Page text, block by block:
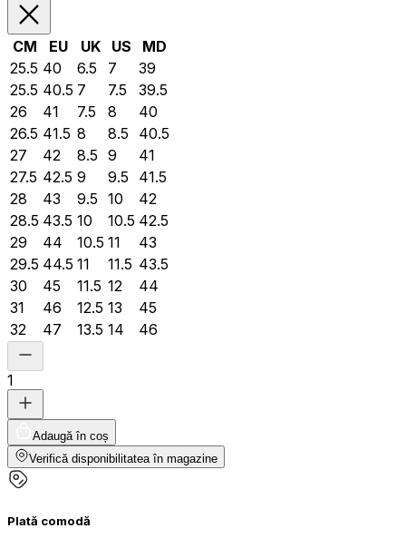
CM EU UK US
MD
25.5 40 6.5 7
39
25.5 40.5 7 7.5
39.5
26
41 7.5 8
40
26.5 41.5 8 8.5
40.5
27
42 8.5 9
41
27.5 42.5 9 9.5
41.5
28
43 9.5 10
42
28.5 43.5 10 10.5 42.5
29
44 10.5 11
43
29.5 44.5 11 11.5 43.5
30
45 11.5 12
44
31
46 12.5 13
45
32
47 13.5 14 46
1
Adaugă în coș
Verifică disponibilitatea în magazine
Plată comodă